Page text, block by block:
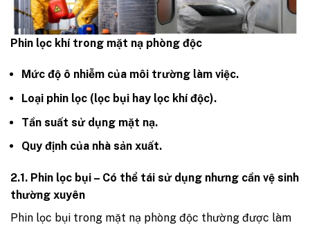
Phin lọc khí trong mặt nạ phòng độc
Mức độ ô nhiễm của môi trường làm việc.
Loại phin lọc (lọc bụi hay lọc khí độc).
Tần suất sử dụng mặt nạ.
Quy định của nhà sản xuất.
2.1. Phin lọc bụi – Có thể tái sử dụng nhưng cần vệ sinh
thường xuyên
Phin lọc bụi trong mặt nạ phòng độc thường được làm